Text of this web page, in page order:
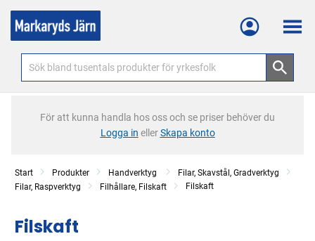
Meny
För att kunna handla hos oss och se priser behöver du
Logga in ellerSkapa konto
Start Produkter Handverktyg
Filar, Skavstål, Gradverktyg
Filar, Raspverktyg
Filhållare, Filskaft Filskaft
Filskaft